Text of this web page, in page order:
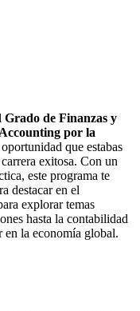
Grado de Finanzas y
por la
que estabas
exitosa. Con un
este programa te
destacar en el
explorar temas
hasta la contabilidad
la economía global.